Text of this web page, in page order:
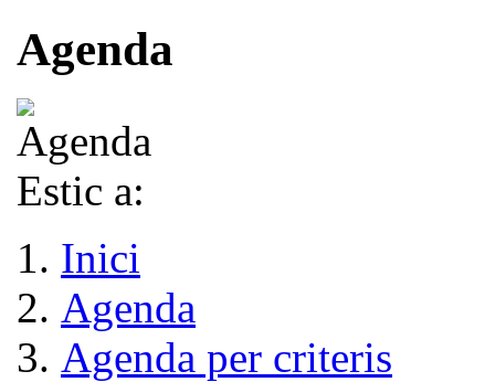
Agenda
Estic a:
Inici
Agenda
Agenda per criteris